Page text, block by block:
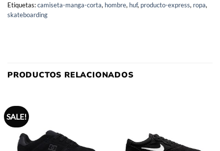
Etiquetas:camiseta-manga-corta, hombre, huf, producto-express, ropa,
skateboarding
PRODUCTOS RELACIONADOS
SALE!